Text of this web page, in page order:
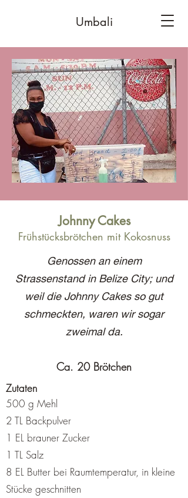
Umbali
Johnny Cakes
Frühstücksbrötchen mit Kokosnuss
Genossen an einem
Strassenstand in Belize City; und
weil die Johnny Cakes so gut
schmeckten, waren wir sogar
zweimal da.
Ca. 20 Brötchen
Zutaten
500 g Mehl
2 TL Backpulver
1 EL brauner Zucker
1 TL Salz
8 EL Butter bei Raumtemperatur, in kleine
Stücke geschnitten